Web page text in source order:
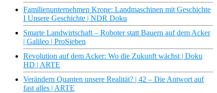
Familienunternehmen Krone: Landmaschinen mit Geschichte
I Unsere Geschichte | NDR Doku
Smarte Landwirtschaft – Roboter statt Bauern auf dem Acker
| Galileo | ProSieben
Revolution auf dem Acker: Wo die Zukunft wächst | Doku
HD | ARTE
Verändern Quanten unsere Realität? | 42 – Die Antwort auf
fast alles | ARTE